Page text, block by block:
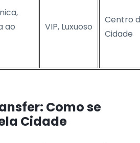
ao
VIP, Luxuoso
Centro
Cidade
Como se
Cidade